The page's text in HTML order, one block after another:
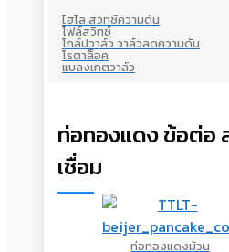
ไฮโล สวิทซ์ความดัน
โฟล์สวิทซ์
โกล์ปวาล์ว วาล์วลดความดัน
โรตาล็อค
แบลงเกตวาล์ว
ท่อทองแดง ข้อต่อ
เชื่อม
ท่อทองแดงม้วน